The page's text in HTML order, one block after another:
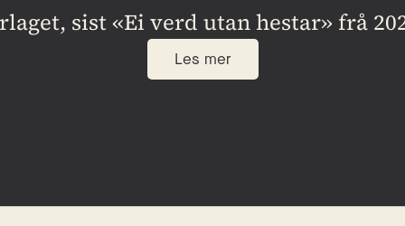
sist «Ei verd utan hestar» frå
Les mer